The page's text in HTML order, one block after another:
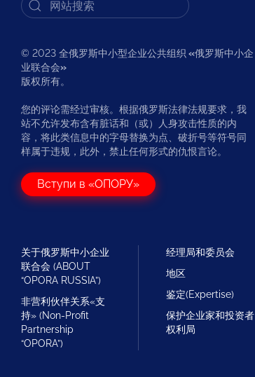
© 2023 全俄罗斯中小型企业公共组织 «俄罗斯中小企
业联合会»
版权所有。
您的评论需经过审核。根据俄罗斯法律法规要求，我
站不允许发布含有脏话和（或）人身攻击性质的内
容，将此类信息中的字母替换为点、破折号等符号同
样属于违规，此外，禁止任何形式的仇恨言论。
Вступи в «ОПОРУ»
关于俄罗斯中小企业
联合会 (ABOUT
“OPORA RUSSIA”)
非营利伙伴关系«支
持» (Non-Profit
Partnership
“OPORA”)
经理局和委员会
地区
鉴定(Expertise)
保护企业家和投资者
权利局